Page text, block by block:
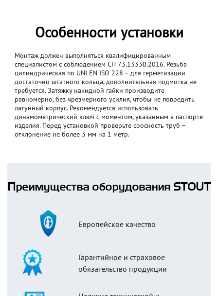
Особенности установки
Монтаж должен выполняться квалифицированным
специалистом с соблюдением СП 73.13330.2016. Резьба
цилиндрическая по UNI EN ISO 228 – для герметизации
достаточно штатного кольца, дополнительная подмотка не
требуется. Затяжку накидной гайки производите
равномерно, без чрезмерного усилия, чтобы не повредить
латунный корпус. Рекомендуется использовать
динамометрический ключ с моментом, указанным в паспорте
изделия. Перед установкой проверьте соосность труб –
отклонение не более 3 мм на 1 метр.
Преимущества оборудования STOUT
Европейское качество
Гарантийное и страховое
обязательство продукции